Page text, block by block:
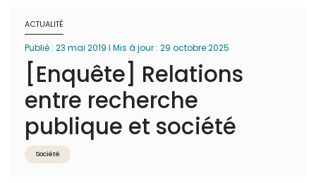
ACTUALITÉ
Publié : 23 mai 2019 I Mis à jour : 29 octobre 2025
[Enquête] Relations
entre recherche
publique et société
Société